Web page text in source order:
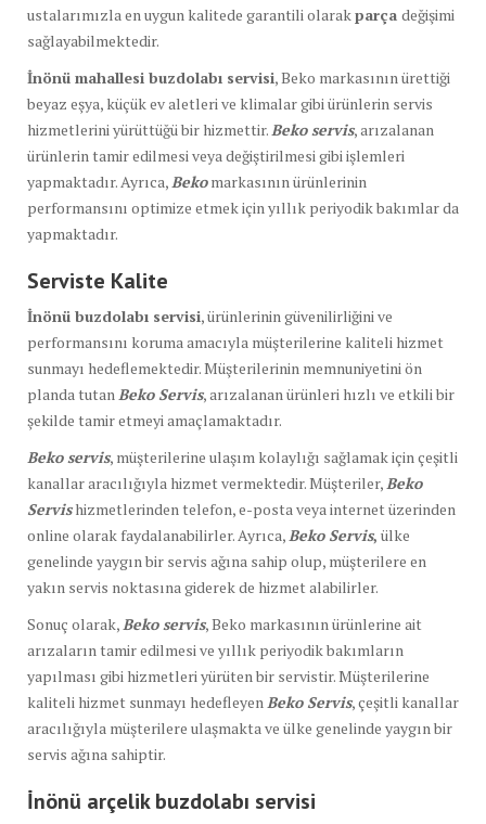
ustalarımızla en uygun kalitede garantili olarakparça değişimi
sağlayabilmektedir.
İnönü mahallesi buzdolabı servisi, Beko markasının ürettiği
beyaz eşya, küçük ev aletleri ve klimalar gibi ürünlerin servis
hizmetlerini yürüttüğü bir hizmettir. Beko servis, arızalanan
ürünlerin tamir edilmesi veya değiştirilmesi gibi işlemleri
yapmaktadır. Ayrıca, Beko markasının ürünlerinin
performansını optimize etmek için yıllık periyodik bakımlar da
yapmaktadır.
Serviste Kalite
İnönü buzdolabı servisi, ürünlerinin güvenilirliğini ve
performansını koruma amacıyla müşterilerine kaliteli hizmet
sunmayı hedeflemektedir. Müşterilerinin memnuniyetini ön
planda tutan Beko Servis, arızalanan ürünleri hızlı ve etkili bir
şekilde tamir etmeyi amaçlamaktadır.
Beko servis, müşterilerine ulaşım kolaylığı sağlamak için çeşitli
kanallar aracılığıyla hizmet vermektedir. Müşteriler, Beko
Servishizmetlerinden telefon, e-posta veya internet üzerinden
online olarak faydalanabilirler. Ayrıca, Beko Servis, ülke
genelinde yaygın bir servis ağına sahip olup, müşterilere en
yakın servis noktasına giderek de hizmet alabilirler.
Sonuç olarak, Beko servis, Beko markasının ürünlerine ait
arızaların tamir edilmesi ve yıllık periyodik bakımların
yapılması gibi hizmetleri yürüten bir servistir. Müşterilerine
kaliteli hizmet sunmayı hedefleyen Beko Servis, çeşitli kanallar
aracılığıyla müşterilere ulaşmakta ve ülke genelinde yaygın bir
servis ağına sahiptir.
İnönü arçelik buzdolabı servisi